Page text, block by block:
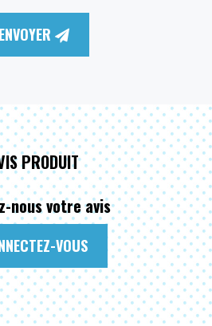
ENVOYER
PRODUIT
nous votre avis
VOUS